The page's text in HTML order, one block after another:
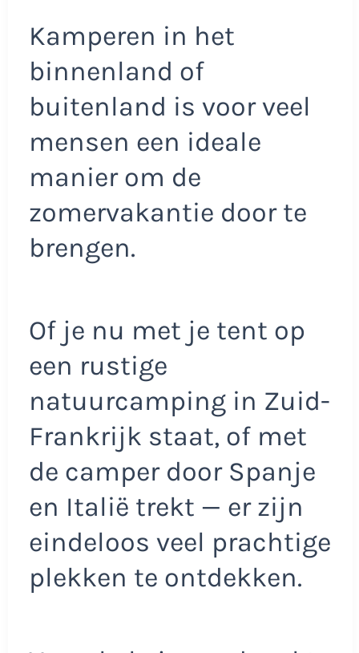
Kamperen in het
binnenland of
buitenland is voor veel
mensen een ideale
manier om de
zomervakantie door te
brengen.
Of je nu met je tent op
een rustige
natuurcamping in Zuid-
Frankrijk staat, of met
de camper door Spanje
en Italië trekt — er zijn
eindeloos veel prachtige
plekken te ontdekken.